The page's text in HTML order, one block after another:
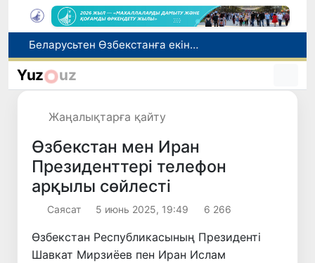
Адам саудасынан зардап шеккен азаматтар әлеуметтік қызметтермен қамтылады
Тарихи күн: Өзбекстанның «Самарқант-2028» жасанды серігі орбитаға сәтті шығарылды
Yuz uz
Жаңалықтарға қайту
Өзбекстан мен Иран
Президенттері телефон
арқылы сөйлесті
Саясат 5 июнь 2025, 19:49 6 266
Өзбекстан Республикасының Президенті
Шавкат Мирзиёев пен Иран Ислам